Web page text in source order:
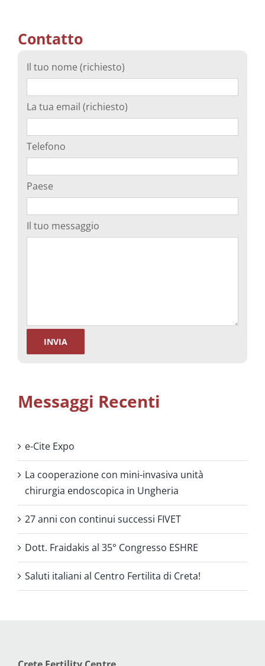
Contatto
Il tuo nome (richiesto)
La tua email (richiesto)
Telefono
Paese
Il tuo messaggio
Messaggi Recenti
e-Cite Expo
La cooperazione con mini-invasiva unità
chirurgia endoscopica in Ungheria
27 anni con continui successi FIVET
Dott. Fraidakis al 35° Congresso ESHRE
Saluti italiani al Centro Fertilita di Creta!